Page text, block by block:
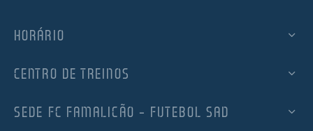
HORÁRIO
CENTRO DE TREINOS
SEDE FC FAMALICÃO – FUTEBOL SAD